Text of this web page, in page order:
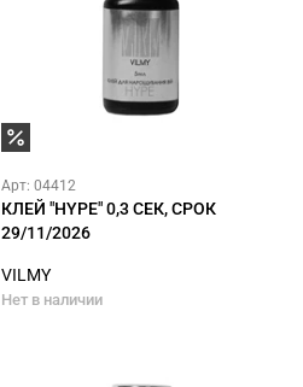
Арт: 04412
КЛЕЙ "HYPE" 0,3 СЕК, СРОК
29/11/2026
VILMY
Нет в наличии